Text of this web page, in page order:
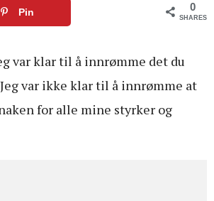
Pin 0
SHARES
var klar til å innrømme det du
var ikke klar til å innrømme at
for alle mine styrker og